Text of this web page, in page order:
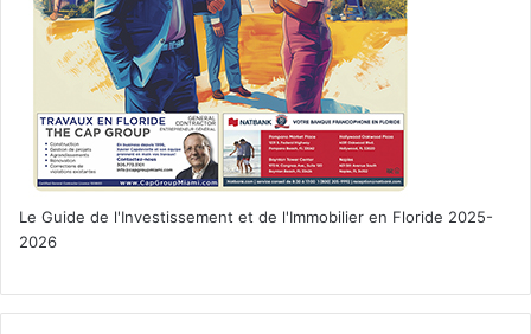
Urethane paint on bronze. © YAYOI KUSAMA. Courtesy of Ota
Fine Arts, Victoria Miro, and David Zwirner. Photo by Robert
Benson Photography.
Dexter cherche un sang
nouveau !
Les fans de la série Dexter vont être heureux, le 7
épisodes « Dexter : nouveau sang ». Environ 10 ans après
les évènements de la saison 8, Dexter Morgan n’est plus à
Le Guide de l'Investissement et de l'Immobilier en Floride 2025-
2026